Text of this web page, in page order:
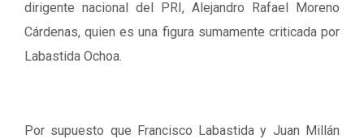
dirigente nacional del PRI, Alejandro Rafael Moreno
Cárdenas, quien es una figura sumamente criticada por
Labastida Ochoa.
Por supuesto que Francisco Labastida y Juan Millán